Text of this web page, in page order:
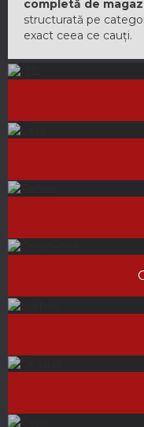
completă de
structurată pe
exact ceea ce cauți.